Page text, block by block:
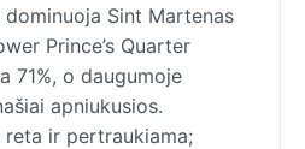
Sint Martenas
Prince’s Quarter
71%, o daugumoje
apniukusios.
reta ir pertraukiama;